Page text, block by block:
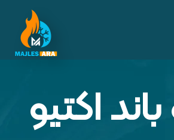
اکتیو